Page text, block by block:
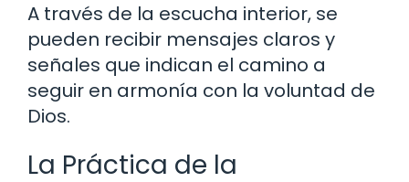
A través de la escucha interior, se
pueden recibir mensajes claros y
señales que indican el camino a
seguir en armonía con la voluntad de
Dios.
La Práctica de la